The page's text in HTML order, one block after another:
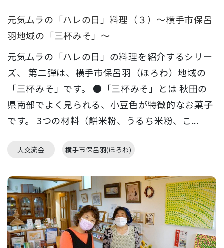
元気ムラの「ハレの日」料理（３）～横手市保呂
羽地域の「三杯みそ」～
元気ムラの「ハレの日」の料理を紹介するシリー
ズ、 第二弾は、横手市保呂羽（ほろわ）地域の
「三杯みそ」です。 ●「三杯みそ」とは 秋田の
県南部でよく見られる、小豆色が特徴的なお菓子
です。 3つの材料（餅米粉、うるち米粉、こ...
大交流会 横手市保呂羽(ほろわ)